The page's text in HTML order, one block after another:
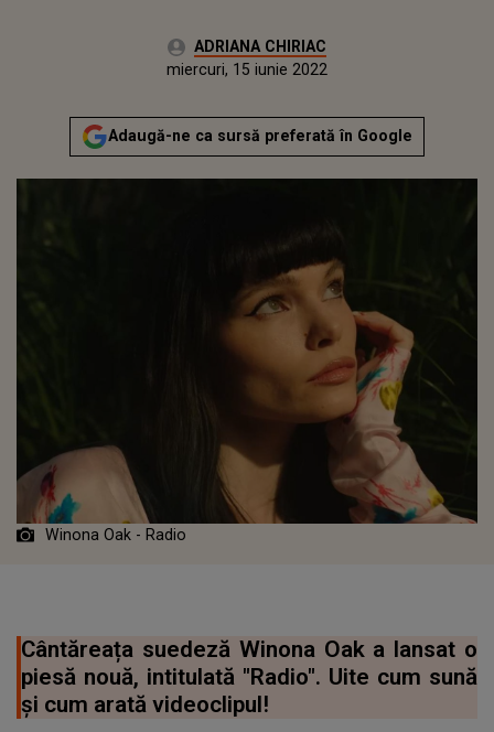
Autor:ADRIANA CHIRIAC
miercuri, 15 iunie 2022Actualizat:
miercuri, 15 iunie 2022
Adaugă-ne ca sursă preferată în Google
Winona Oak - Radio
Cântăreața suedeză Winona Oak a lansat o
piesă nouă, intitulată "Radio". Uite cum sună
și cum arată videoclipul!